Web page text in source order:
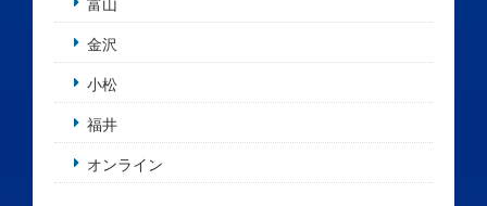
富山
金沢
小松
福井
オンライン